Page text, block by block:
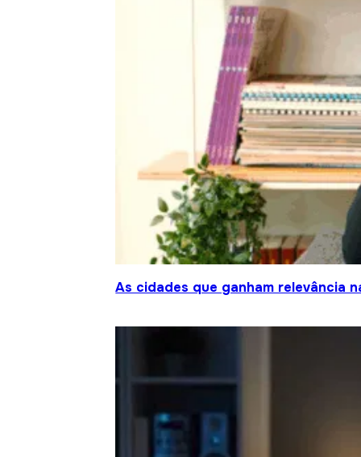
As cidades que ganham relevância